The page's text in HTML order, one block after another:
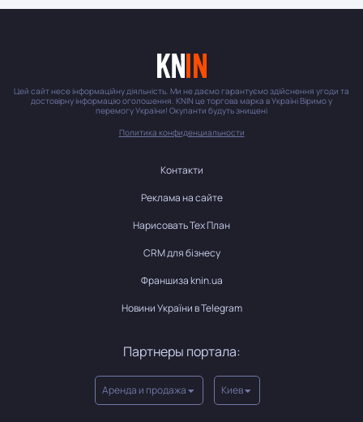
Цей сайт несе інформаційну діяльність. Ми не даємо гарантуємо здійснення угоди та
достовірну інформацію оголошення. KNIN це торгова марка в Україні Віримо у
перемогу України! Окупанти будуть знищені
Политика конфиденциальности
Контакти
Реклама на сайте
Нарисовать Тех План
CRM для бізнесу
Франшиза knin.ua
Новини України в Telegram
Партнеры портала:
Аренда и продажа Киев